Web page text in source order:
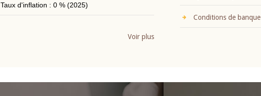
Taux d'inflation : 0 % (2025)
Voir plus
Conditions de banque